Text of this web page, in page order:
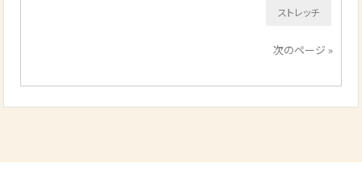
ストレッチ
次のページ »